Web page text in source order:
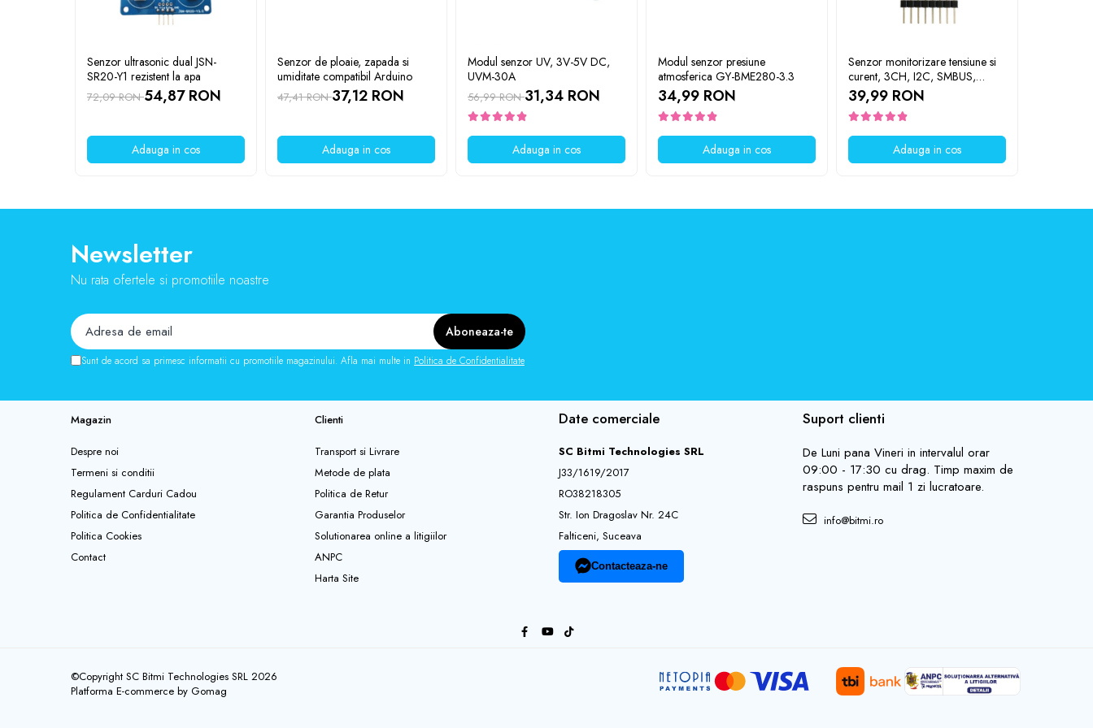
Lanterne de Mana
Proiectoare LED
Senzor ultrasonic dual JSN-
SR20-Y1 rezistent la apa
72,09 RON54,87 RON
Adauga in cos
Senzor de ploaie, zapada si
umiditate compatibil Arduino
47,41 RON37,12 RON
Adauga in cos
Modul senzor UV, 3V-5V DC,
UVM-30A
56,99 RON31,34 RON
Adauga in cos
Modul senzor presiune
atmosferica GY-BME280-3.3
34,99 RON
Adauga in cos
Senzor monitorizare tensiune si
curent, 3CH, I2C, SMBUS,
INA3221
39,99 RON
Adauga in cos
Newsletter
Nu rata ofertele si promotiile noastre
Sunt de acord sa primesc informatii cu promotiile magazinului. Afla mai multe in Politica de Confidentialitate
Magazin
Despre noi
Termeni si conditii
Regulament Carduri Cadou
Politica de Confidentialitate
Politica Cookies
Contact
Clienti
Transport si Livrare
Metode de plata
Politica de Retur
Garantia Produselor
Solutionarea online a litigiilor
ANPC
Harta Site
Date comerciale
SC Bitmi Technologies SRL
J33/1619/2017
RO38218305
Str. Ion Dragoslav Nr. 24C
Falticeni, Suceava
Contacteaza-ne
Suport clienti
De Luni pana Vineri in intervalul orar
09:00 - 17:30 cu drag. Timp maxim de
raspuns pentru mail 1 zi lucratoare.
info@bitmi.ro
©Copyright SC Bitmi Technologies SRL 2026
Platforma E-commerce by Gomag